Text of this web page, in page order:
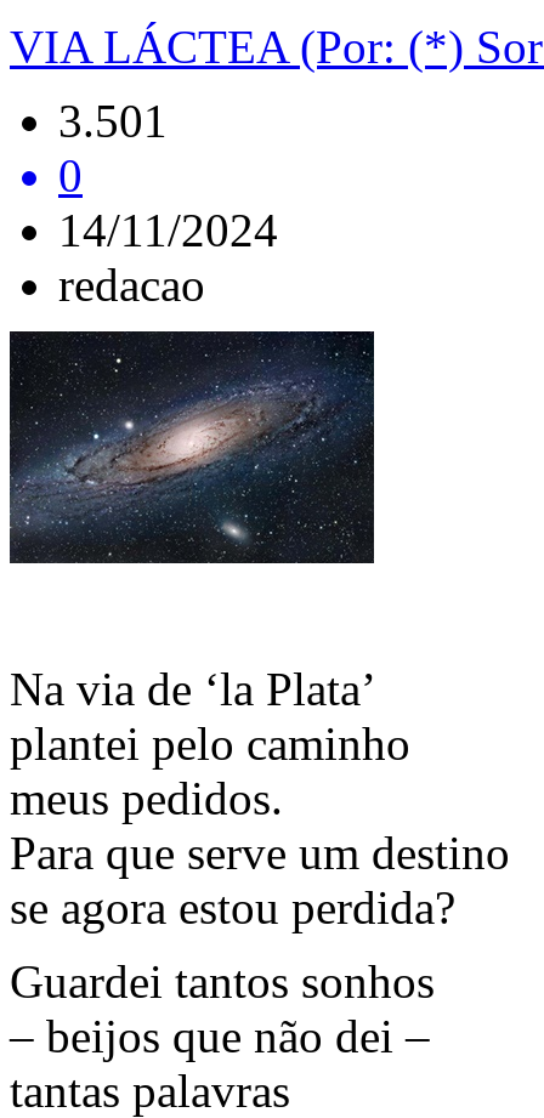
VIA LÁCTEA (Por: (*)
3.501
0
14/11/2024
redacao
Na via de ‘la Plata’
plantei pelo caminho
meus pedidos.
Para que serve um destino
se agora estou perdida?
Guardei tantos sonhos
– beijos que não dei –
tantas palavras